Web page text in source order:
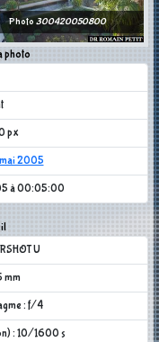
photo
px
mai 2005
à 00:05:00
U
mm
: f/4
: 10/1600 s
Photo 300420050800